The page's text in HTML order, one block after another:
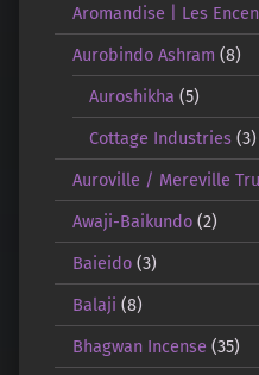
Aromandise | Les
Aurobindo Ashram (8)
Auroshikha (5)
Cottage Industries (3)
Auroville / Mereville
Awaji-Baikundo(2)
Baieido(3)
Balaji (8)
Bhagwan Incense (35)